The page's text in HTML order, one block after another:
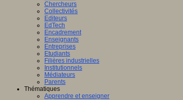
Chercheurs
Collectivités
Editeurs
EdTech
Encadrement
Enseignants
Entreprises
Etudiants
Filières industrielles
Institutionnels
Médiateurs
Parents
Thématiques
Apprendre et enseigner